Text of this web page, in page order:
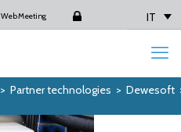
Web Meeting IT
> Partner technologies > Dewesoft